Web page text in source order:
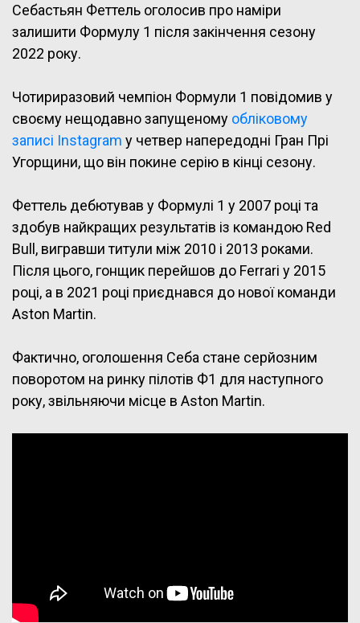
Себастьян Феттель оголосив про наміри
залишити Формулу 1 після закінчення сезону
2022 року.
Чотириразовий чемпіон Формули 1 повідомив у
своєму нещодавно запущеному обліковому
записі Instagram у четвер напередодні Гран Прі
Угорщини, що він покине серію в кінці сезону.
Феттель дебютував у Формулі 1 у 2007 році та
здобув найкращих результатів із командою Red
Bull, вигравши титули між 2010 і 2013 роками.
Після цього, гонщик перейшов до Ferrari у 2015
році, а в 2021 році приєднався до нової команди
Aston Martin.
Фактично, оголошення Себа стане серйозним
поворотом на ринку пілотів Ф1 для наступного
року, звільняючи місце в Aston Martin.